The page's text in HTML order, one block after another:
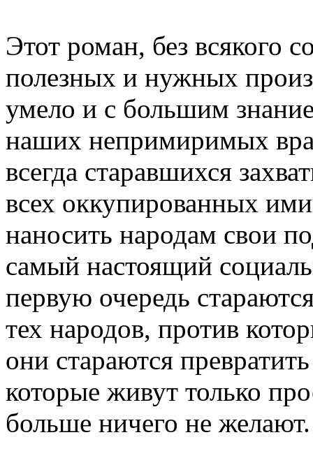
Этот роман, без всякого
полезных и нужных
умело и с большим
наших непримиримых
всегда старавшихся
всех оккупированных
наносить народам свои
самый настоящий
первую очередь
тех народов, против
они стараются
которые живут только
больше ничего не желают.